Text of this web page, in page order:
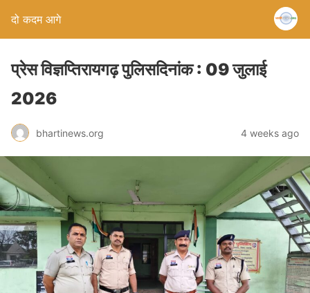
दो कदम आगे
प्रेस विज्ञप्तिरायगढ़ पुलिसदिनांक : 09 जुलाई
2026
bhartinews.org 4 weeks ago